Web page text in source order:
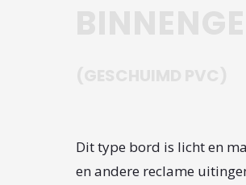
Dit type bord is licht en
en andere reclame